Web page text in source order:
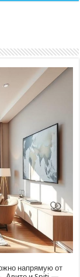
напрямую от